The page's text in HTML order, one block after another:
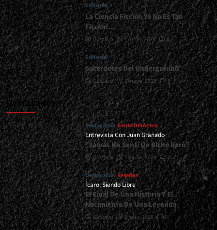
Editorial
La Ciencia Ficción Ya No Es Tan
Ficción…
Gustavo 1 junio, 2026 0
Editorial
Sacerdotes Del Underground
Gustavo 1 mayo, 2026 0
Destacados
Destacados Gente Del Acero
Entrevista Con Juan Granado
“Jamás Me Sentí Un Bicho Raro”
Gustavo 13 julio, 2026 0
Destacados Reseñas
Ícaro: Siendo Libre
El Final De Una Historia Y El
Nacimiento De Una Leyenda
Gustavo 8 julio, 2026 0